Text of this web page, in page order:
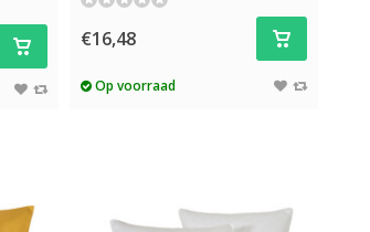
€16,48
Op voorraad